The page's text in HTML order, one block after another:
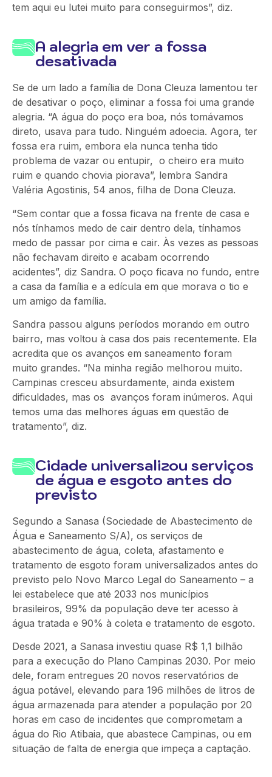
tem aqui eu lutei muito para conseguirmos”, diz.
A alegria em ver a fossa
desativada
Se de um lado a família de Dona Cleuza lamentou ter
de desativar o poço, eliminar a fossa foi uma grande
alegria. “A água do poço era boa, nós tomávamos
direto, usava para tudo. Ninguém adoecia. Agora, ter
fossa era ruim, embora ela nunca tenha tido
problema de vazar ou entupir, o cheiro era muito
ruim e quando chovia piorava”, lembra Sandra
Valéria Agostinis, 54 anos, filha de Dona Cleuza.
“Sem contar que a fossa ficava na frente de casa e
nós tínhamos medo de cair dentro dela, tínhamos
medo de passar por cima e cair. Às vezes as pessoas
não fechavam direito e acabam ocorrendo
acidentes”, diz Sandra. O poço ficava no fundo, entre
a casa da família e a edícula em que morava o tio e
um amigo da família.
Sandra passou alguns períodos morando em outro
bairro, mas voltou à casa dos pais recentemente. Ela
acredita que os avanços em saneamento foram
muito grandes. “Na minha região melhorou muito.
Campinas cresceu absurdamente, ainda existem
dificuldades, mas os avanços foram inúmeros. Aqui
temos uma das melhores águas em questão de
tratamento”, diz.
Cidade universalizou serviços
de água e esgoto antes do
previsto
Segundo a Sanasa (Sociedade de Abastecimento de
Água e Saneamento S/A), os serviços de
abastecimento de água, coleta, afastamento e
tratamento de esgoto foram universalizados antes do
previsto pelo Novo Marco Legal do Saneamento – a
lei estabelece que até 2033 nos municípios
brasileiros, 99% da população deve ter acesso à
água tratada e 90% à coleta e tratamento de esgoto.
Desde 2021, a Sanasa investiu quase R$ 1,1 bilhão
para a execução do Plano Campinas 2030. Por meio
dele, foram entregues 20 novos reservatórios de
água potável, elevando para 196 milhões de litros de
água armazenada para atender a população por 20
horas em caso de incidentes que comprometam a
água do Rio Atibaia, que abastece Campinas, ou em
situação de falta de energia que impeça a captação.